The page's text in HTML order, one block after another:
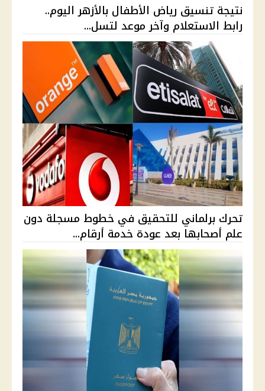
نتيجة تنسيق رياض الأطفال بالأزهر اليوم..
رابط الاستعلام وآخر موعد لتسل...
تحرك برلماني للتحقيق في خطوط مسجلة دون
علم أصحابها بعد عودة خدمة أرقام...